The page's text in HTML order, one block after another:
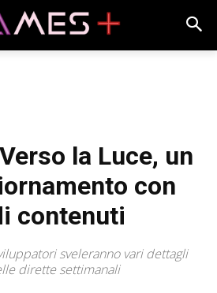
la Luce, un
con
contenuti
sveleranno vari dettagli
dirette settimanali